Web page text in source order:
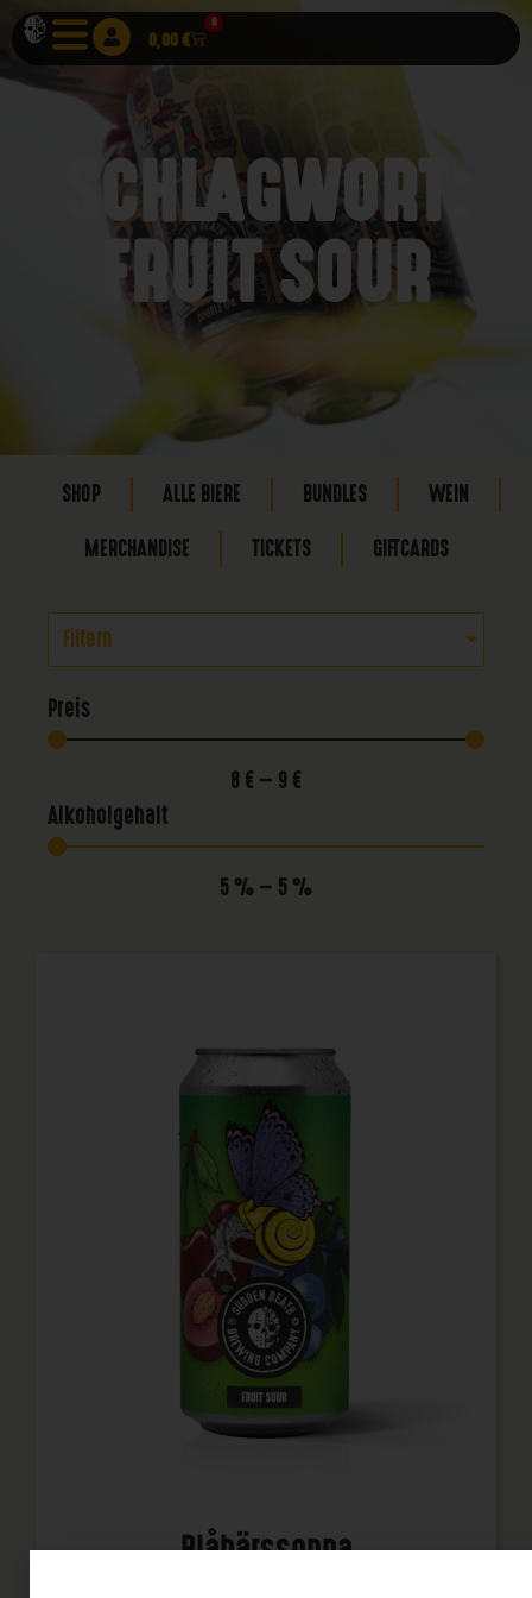
0,00€
0
SCHLAGWORT:
FRUIT SOUR
SHOP ALLE BIERE BUNDLES WEIN
MERCHANDISE TICKETS GIFTCARDS
Filtern
Preis
8 € — 9 €
Alkoholgehalt
5 % — 5 %
Blåbärssoppa